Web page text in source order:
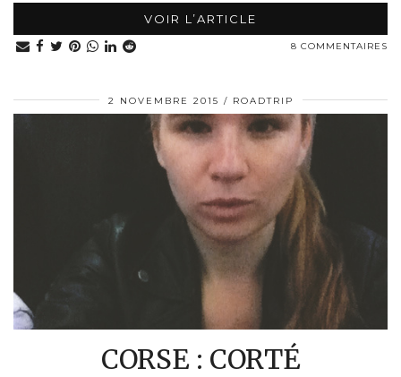
VOIR L’ARTICLE
8 COMMENTAIRES
2 NOVEMBRE 2015 ROADTRIP
CORSE : CORTÉ